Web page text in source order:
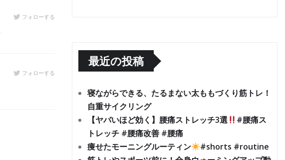
フォローする
フォローする
最近の投稿
寝ながらできる、たるまない太ももづくり筋トレ！
自重サイクリング
【ヤバいほど効く】腰痛ストレッチ3選
#腰痛ス
トレッチ #腰痛改善 #腰痛
痩せたモーニングルーティン
#shorts #routine